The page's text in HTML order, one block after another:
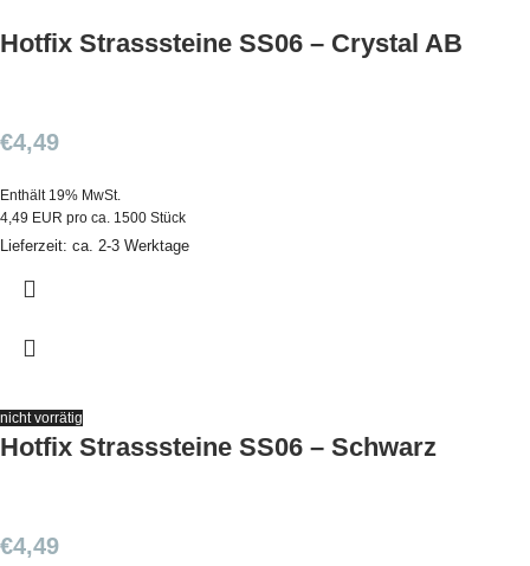
Hotfix Strasssteine SS06 – Crystal AB
€4,49
Enthält 19% MwSt.
4,49 EUR pro ca. 1500 Stück
Lieferzeit: ca. 2-3 Werktage
nicht vorrätig
Hotfix Strasssteine SS06 – Schwarz
€4,49